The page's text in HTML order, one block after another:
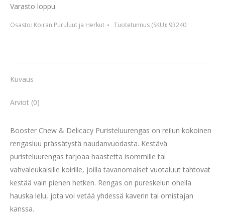
Varasto loppu
Osasto: Koiran Puruluut ja Herkut Tuotetunnus (SKU): 93240
Kuvaus
Arviot (0)
Booster Chew & Delicacy Puristeluurengas on reilun kokoinen
rengasluu prässätystä naudanvuodasta. Kestävä
puristeluurengas tarjoaa haastetta isommille tai
vahvaleukaisille koirille, joilla tavanomaiset vuotaluut tahtovat
kestää vain pienen hetken. Rengas on pureskelun ohella
hauska lelu, jota voi vetää yhdessä kaverin tai omistajan
kanssa.